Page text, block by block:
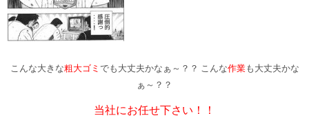
こんな大きな粗大ゴミ でも大丈夫かなぁ～？？ こんな作業も大丈夫かな
ぁ～？？
当社にお任せ下さい！！